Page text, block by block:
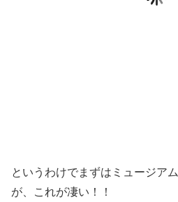
というわけでまずはミュージア
が、これが凄い！！